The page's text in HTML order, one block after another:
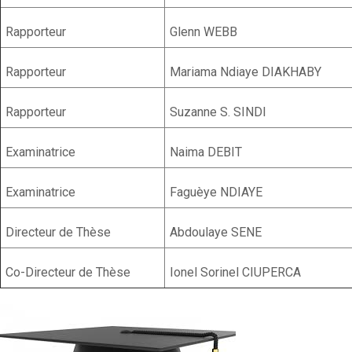
Rapporteur Glenn WEBB
Rapporteur Mariama Ndiaye DIAKHABY
Rapporteur Suzanne S. SINDI
Examinatrice Naima DEBIT
Examinatrice Faguèye NDIAYE
Directeur de Thèse Abdoulaye SENE
Co-Directeur de Thèse Ionel Sorinel CIUPERCA